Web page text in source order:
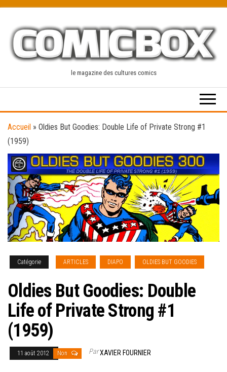
content
le magazine des cultures comics
Accueil » Oldies But Goodies: Double Life of Private Strong #1
(1959)
Catégorie ARTICLES DIAPO OLDIES BUT GOODIES
Oldies But Goodies: Double
Life of Private Strong #1
(1959)
11 août 2012 Non ParXAVIER FOURNIER